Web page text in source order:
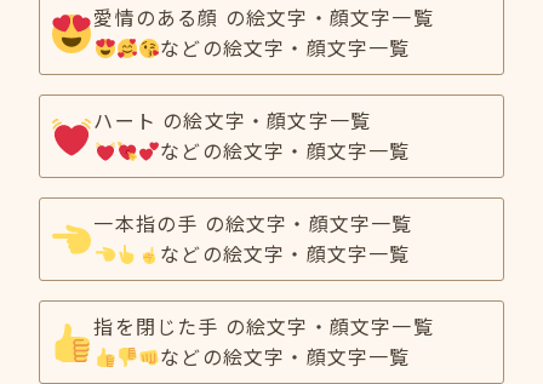
愛情のある顔 の絵文字・顔文字一覧
などの絵文字・顔文字一覧
ハート の絵文字・顔文字一覧
などの絵文字・顔文字一覧
一本指の手 の絵文字・顔文字一覧
などの絵文字・顔文字一覧
指を閉じた手 の絵文字・顔文字一覧
などの絵文字・顔文字一覧